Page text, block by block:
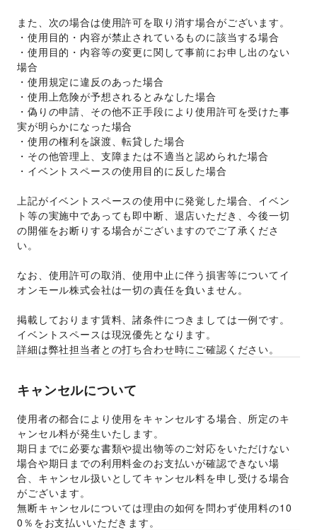
また、次の場合は使用許可を取り消す場合がございます。
・使用目的・内容が禁止されているものに該当する場合
・使用目的・内容等の変更に関して事前にお申し出のない
場合
・使用規定に違反のあった場合
・使用上危険が予想されるとみなした場合
・偽りの申請、その他不正手段により使用許可を受けた事
実が明らかになった場合
・使用の権利を譲渡、転貸した場合
・その他管理上、支障または不適当と認められた場合
・イベントスペースの使用目的に反した場合
上記がイベントスペースの使用中に発覚した場合、イベン
ト等の実施中であっても即中断、退店いただき、今後一切
の開催をお断りする場合がございますのでご了承くださ
い。
なお、使用許可の取消、使用中止に伴う損害等についてイ
オンモール株式会社は一切の責任を負いません。
掲載しております賃料、諸条件につきましては一例です。
イベントスペースは現況優先となります。
詳細は弊社担当者との打ち合わせ時にご確認ください。
キャンセルについて
使用者の都合により使用をキャンセルする場合、所定のキ
ャンセル料が発生いたします。
期日までに必要な書類や提出物等のご対応をいただけない
場合や期日までの利用料金のお支払いが確認できない場
合、キャンセル扱いとしてキャンセル料を申し受ける場合
がございます。
無断キャンセルについては理由の如何を問わず使用料の10
0％をお支払いいただきます。